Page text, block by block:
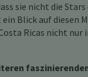
sie nicht die Stars
Blick auf diesen
Ricas nicht nur